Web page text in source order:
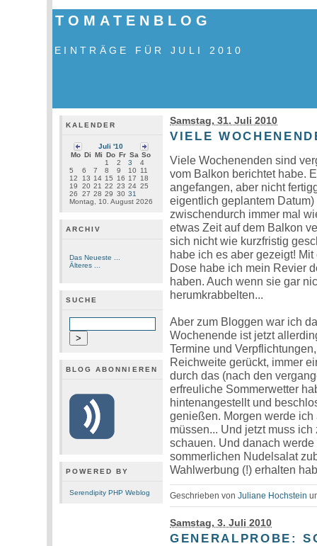
TOMATENBLOG
EINTRÄGE FÜR JULI 2010
KALENDER
Juli '10
Mo Di Mi Do Fr Sa So
Montag, 10. August 2026
1 2 3
4
5
6 7 8 9 10 11
12
13 14 15 16 17 18
19
20 21 22 23 24 25
26
27 28 29 30 31
ARCHIV
Das Neueste ...
Älteres ...
SUCHE
BLOG ABONNIEREN
POWERED BY
Serendipity PHP Weblog
Samstag, 31. Juli 2010
VIELE
Viele Wochenenden sind
vom Balkon berichtet habe.
angefangen, aber nicht
eigentlich geplantem
zwischendurch immer mal
etwas Zeit auf dem Balkon
sich nicht wie kurzfristig
habe ich es aber gezeigt!
Dose habe ich mein Revier
haben. Auch wenn sie gar
herumkrabbelten...
Aber zum Bloggen war ich
Wochenende ist jetzt
Termine und
Reichweite gerückt, immer
durch das (nach den
erfreuliche Sommerwetter
hintenangestellt und
genießen. Morgen werde
müssen... Und jetzt muss
schauen. Und danach
sommerlichen Nudelsalat
Wahlwerbung (!) erhalten
Geschrieben vonJuliane Hochstein
Samstag, 3. Juli 2010
GENERALPROBE: